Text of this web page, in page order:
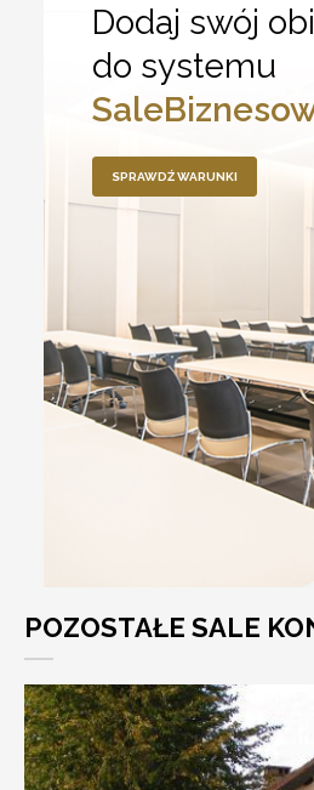
Dodaj swój
do systemu
SPRAWDŹ WARUNKI
POZOSTAŁE SALE